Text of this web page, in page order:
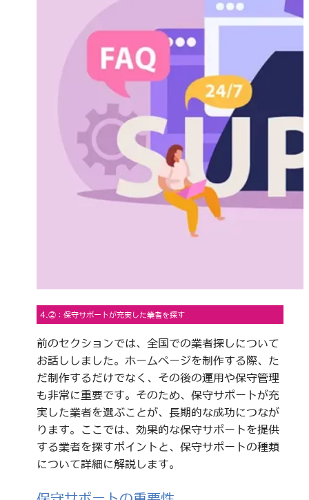
4.②：保守サポートが充実した業者を探す
前のセクションでは、全国での業者探しについて
お話ししました。ホームページを制作する際、た
だ制作するだけでなく、その後の運用や保守管理
も非常に重要です。そのため、保守サポートが充
実した業者を選ぶことが、長期的な成功につなが
ります。ここでは、効果的な保守サポートを提供
する業者を探すポイントと、保守サポートの種類
について詳細に解説します。